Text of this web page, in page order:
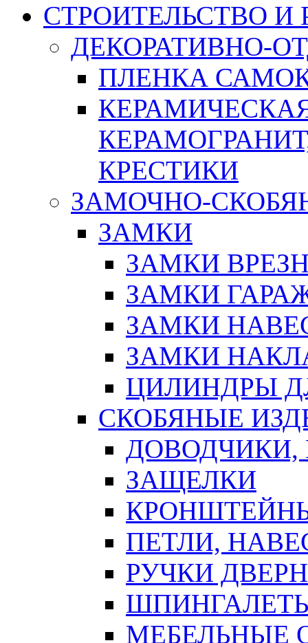
СТРОИТЕЛЬСТВО И
ДЕКОРАТИВНО-
ПЛЕНКА
КРЕСТИКИ
ЗАМОЧНО-
ЗАМКИ
ЗАМКИ
ЗАМКИ
ЗАМКИ
ЗАМКИ
ЦИЛИНДРЫ
СКОБЯНЫЕ
ЗАЩЕЛКИ
ПЕТЛИ,
РУЧКИ
МЕБЕЛЬНЫЕ